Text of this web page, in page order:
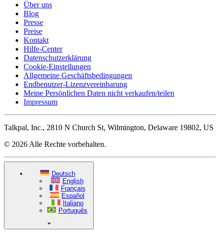
Über uns
Blog
Presse
Preise
Kontakt
Hilfe-Center
Datenschutzerklärung
Cookie-Einstellungen
Allgemeine Geschäftsbedingungen
Endbenutzer-Lizenzvereinbarung
Meine Persönlichen Daten nicht verkaufen/teilen
Impressum
Talkpal, Inc., 2810 N Church St, Wilmington, Delaware 19802, US
© 2026 Alle Rechte vorbehalten.
Deutsch
English
Français
Español
Italiano
Português